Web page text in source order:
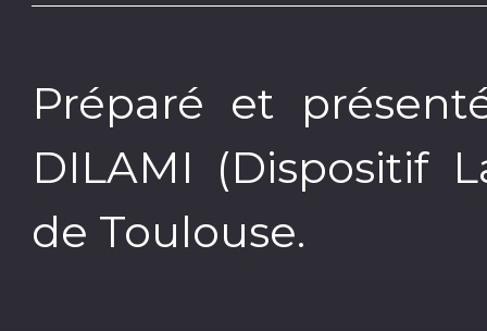
Préparé et
DILAMI (Dispositif
de Toulouse.